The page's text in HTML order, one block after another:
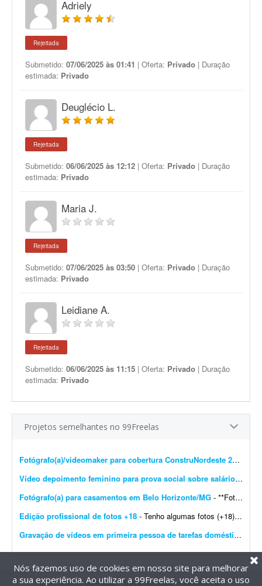
Adriely
Rejeitada
Submetido: 07/06/2025 às 01:41 | Oferta: Privado | Duração
estimada: Privado
Deuglécio L.
Rejeitada
Submetido: 06/06/2025 às 12:12 | Oferta: Privado | Duração
estimada: Privado
Maria J.
Rejeitada
Submetido: 07/06/2025 às 03:50 | Oferta: Privado | Duração
estimada: Privado
Leidiane A.
Rejeitada
Submetido: 06/06/2025 às 11:15 | Oferta: Privado | Duração
estimada: Privado
Projetos semelhantes no 99Freelas
Fotógrafo(a)/videomaker para cobertura ConstruNordeste 2026 em Salvador
Vídeo depoimento feminino para prova social sobre salário-maternidade
Fotógrafo(a) para casamentos em Belo Horizonte/MG - **Fotógrafo(a) freelancer para cobertura de casamento - Belo Horizonte/MG** Estou procurando um(a) fotógrafo(a) freelancer para atuar na cobertura de um casamento em Belo Horizonte/M...
Edição profissional de fotos +18 - Tenho algumas fotos (+18) e preciso que você melhore a qualidade e deixe o resultado bastante profissional. As imagens são para uso no meu site de trabalho. Gostaria que, se poss&iacu...
Gravação de vídeos em primeira pessoa de tarefas domésticas
@2014-2026 99Freelas. Todos os direitos reservados.
Nós fazemos uso de cookies em nosso site para melhorar
a sua experiência. Ao utilizar a 99Freelas, você aceita o uso